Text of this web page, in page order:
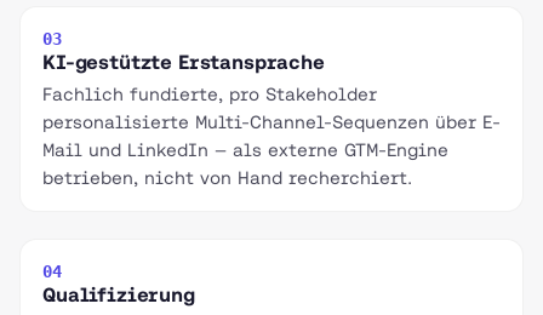
03
KI-gestützte Erstansprache
Fachlich fundierte, pro Stakeholder
personalisierte Multi-Channel-Sequenzen über E-
Mail und LinkedIn — als externe GTM-Engine
betrieben, nicht von Hand recherchiert.
04
Qualifizierung